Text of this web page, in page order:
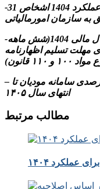
-31 شهریور مهلت ارسال اظهارنامه مالیاتی عملکرد 1404 اشخاص
به سازمان امورمالیاتی
-مهلت بارگذاری دفاتر الکترونیکی سال مالی 1404(شش ماهه
مهلت تسلیم اظهارنامه
۱۱۰ قانون)
– تمدید مهلت بخشودگی جرائم ۱۰۰ درصدی سامانه مودیان تا
انتهای سال ۱۴۰۵
مطالب مرتبط
عملکرد ۱۴۰۴